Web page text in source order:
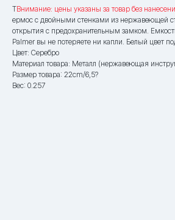
ТВнимание: цены указаны за товар без
ермос с двойными стенками из нержавеющей
открытия с предохранительным замком.
Palmer вы не потеряете ни капли. Белый цвет
Цвет: Серебро
Материал товара: Металл (нержавеющая
Размер товара: 22cm/6,5?
Вес: 0.257